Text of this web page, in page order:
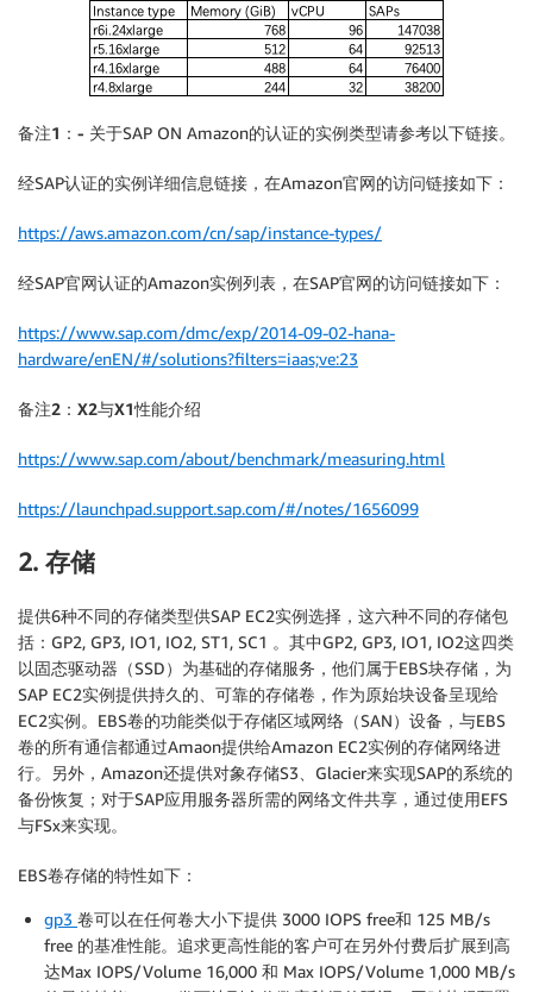
备注1：- 关于SAP ON Amazon的认证的实例类型请参考以下链接。
经SAP认证的实例详细信息链接，在Amazon官网的访问链接如下：
https://aws.amazon.com/cn/sap/instance-types/
经SAP官网认证的Amazon实例列表，在SAP官网的访问链接如下：
https://www.sap.com/dmc/exp/2014-09-02-hana-
hardware/enEN/#/solutions?filters=iaas;ve:23
备注2：X2与X1性能介绍
https://www.sap.com/about/benchmark/measuring.html
https://launchpad.support.sap.com/#/notes/1656099
2. 存储
提供6种不同的存储类型供SAP EC2实例选择，这六种不同的存储包
括：GP2, GP3, IO1, IO2, ST1, SC1 。其中GP2, GP3, IO1, IO2这四类
以固态驱动器（SSD）为基础的存储服务，他们属于EBS块存储，为
SAP EC2实例提供持久的、可靠的存储卷，作为原始块设备呈现给
EC2实例。EBS卷的功能类似于存储区域网络（SAN）设备，与EBS
卷的所有通信都通过Amaon提供给Amazon EC2实例的存储网络进
行。另外，Amazon还提供对象存储S3、Glacier来实现SAP的系统的
备份恢复；对于SAP应用服务器所需的网络文件共享，通过使用EFS
与FSx来实现。
EBS卷存储的特性如下：
gp3 卷可以在任何卷大小下提供 3000 IOPS free和 125 MB/s
free 的基准性能。追求更高性能的客户可在另外付费后扩展到高
达Max IOPS/Volume 16,000 和 Max IOPS/Volume 1,000 MB/s